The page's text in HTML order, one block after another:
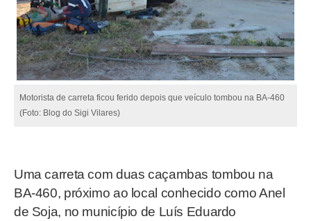
Motorista de carreta ficou ferido depois que veículo tombou na BA-460
(Foto: Blog do Sigi Vilares)
Uma carreta com duas caçambas tombou na
BA-460, próximo ao local conhecido como Anel
de Soja, no município de Luís Eduardo